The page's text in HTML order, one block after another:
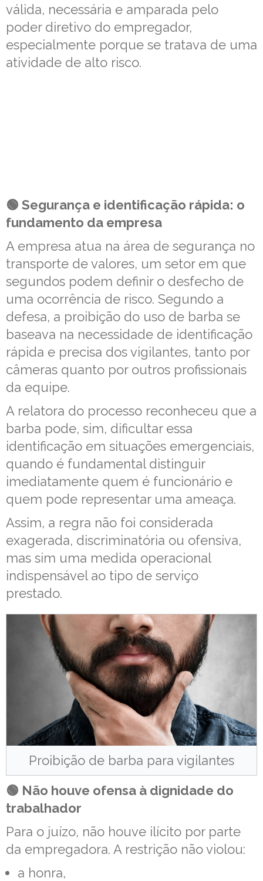
válida, necessária e amparada pelo
poder diretivo do empregador,
especialmente porque se tratava de uma
atividade de alto risco.
🟢 Segurança e identificação rápida: o
fundamento da empresa
A empresa atua na área de segurança no
transporte de valores, um setor em que
segundos podem definir o desfecho de
uma ocorrência de risco. Segundo a
defesa, a proibição do uso de barba se
baseava na necessidade de identificação
rápida e precisa dos vigilantes, tanto por
câmeras quanto por outros profissionais
da equipe.
A relatora do processo reconheceu que a
barba pode, sim, dificultar essa
identificação em situações emergenciais,
quando é fundamental distinguir
imediatamente quem é funcionário e
quem pode representar uma ameaça.
Assim, a regra não foi considerada
exagerada, discriminatória ou ofensiva,
mas sim uma medida operacional
indispensável ao tipo de serviço
prestado.
Proibição de barba para vigilantes
🟢 Não houve ofensa à dignidade do
trabalhador
Para o juízo, não houve ilícito por parte
da empregadora. A restrição não violou:
a honra,